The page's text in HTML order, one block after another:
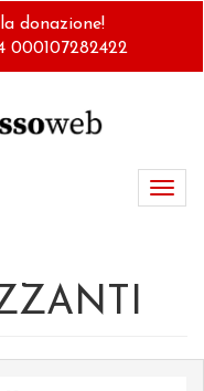
donazione!
000107282422